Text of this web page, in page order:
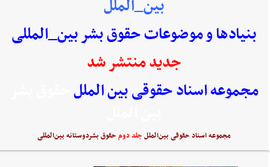
بین_الملل
بنیادها و موضوعات حقوق بشر بین_المللی
جدید منتشر شد
مجموعه اسناد حقوقی بین الملل
مجموعه اسناد حقوقی بین‌المللجلد دومحقوق بشردوستانه بین‌المللی